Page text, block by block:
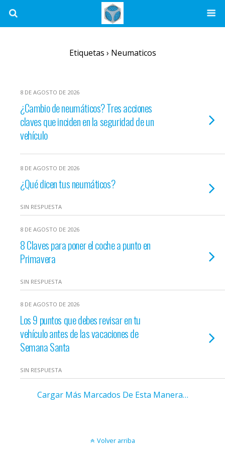
Etiquetas › Neumaticos
8 DE AGOSTO DE 2026
¿Cambio de neumáticos? Tres acciones
claves que inciden en la seguridad de un
vehículo
8 DE AGOSTO DE 2026
¿Qué dicen tus neumáticos?
SIN RESPUESTA
8 DE AGOSTO DE 2026
8 Claves para poner el coche a punto en
Primavera
SIN RESPUESTA
8 DE AGOSTO DE 2026
Los 9 puntos que debes revisar en tu
vehículo antes de las vacaciones de
Semana Santa
SIN RESPUESTA
Cargar Más Marcados De Esta Manera…
Volver arriba